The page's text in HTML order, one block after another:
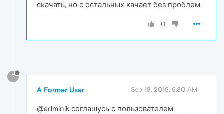
скачать, но с остальных качает без проблем.
0
?
A Former User Sep 18, 2019, 9:30 AM
@adminik соглашусь с пользователем